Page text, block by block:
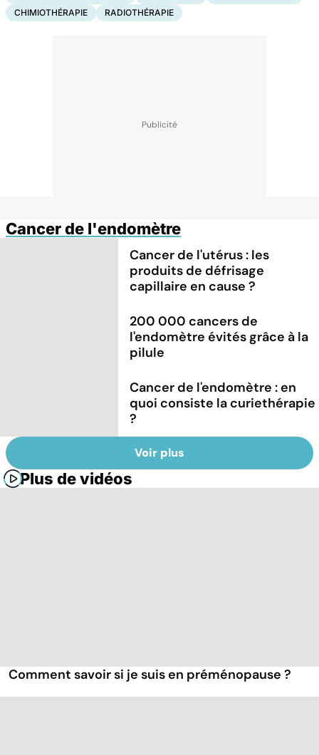
CHIMIOTHÉRAPIE
RADIOTHÉRAPIE
Cancer de l'endomètre
Cancer de l'utérus : les
produits de défrisage
capillaire en cause ?
200 000 cancers de
l'endomètre évités grâce à la
pilule
Cancer de l'endomètre : en
quoi consiste la curiethérapie
?
Voir plus
Plus de vidéos
Comment savoir si je suis en préménopause ?